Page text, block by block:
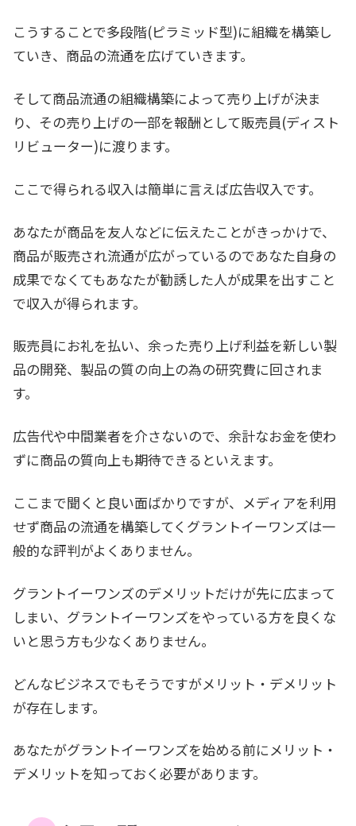
こうすることで多段階(ピラミッド型)に組織を構築し
ていき、商品の流通を広げていきます。
そして商品流通の組織構築によって売り上げが決ま
り、その売り上げの一部を報酬として販売員(ディスト
リビューター)に渡ります。
ここで得られる収入は簡単に言えば広告収入です。
あなたが商品を友人などに伝えたことがきっかけで、
商品が販売され流通が広がっているのであなた自身の
成果でなくてもあなたが勧誘した人が成果を出すこと
で収入が得られます。
販売員にお礼を払い、余った売り上げ利益を新しい製
品の開発、製品の質の向上の為の研究費に回されま
す。
広告代や中間業者を介さないので、余計なお金を使わ
ずに商品の質向上も期待できるといえます。
ここまで聞くと良い面ばかりですが、メディアを利用
せず商品の流通を構築してくグラントイーワンズは一
般的な評判がよくありません。
グラントイーワンズのデメリットだけが先に広まって
しまい、グラントイーワンズをやっている方を良くな
いと思う方も少なくありません。
どんなビジネスでもそうですがメリット・デメリット
が存在します。
あなたがグラントイーワンズを始める前にメリット・
デメリットを知っておく必要があります。